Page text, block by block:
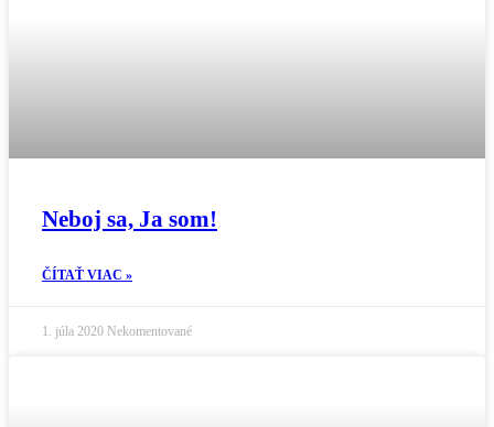
Neboj sa, Ja som!
ČÍTAŤ VIAC »
1. júla 2020 Nekomentované